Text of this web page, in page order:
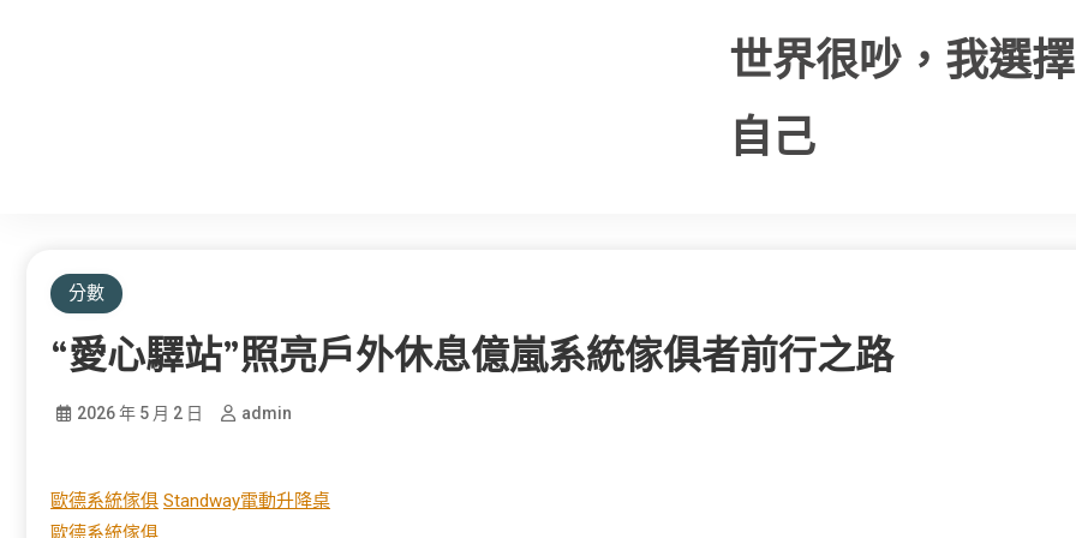
世界很吵，我選
自己
分數
“愛心驛站”照亮戶外休息億嵐系統傢俱者前行之路
2026 年 5 月 2 日 admin
歐德系統傢俱 Standway電動升降桌
歐德系統傢俱